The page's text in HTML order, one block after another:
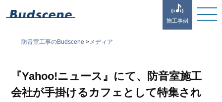
施工事例
防音室工事のBudscene >メディア
『Yahoo!ニュース』にて、防音室施工
会社が手掛けるカフェとして特集され